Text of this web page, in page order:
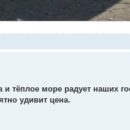
тёплое море радует наших
удивит цена.